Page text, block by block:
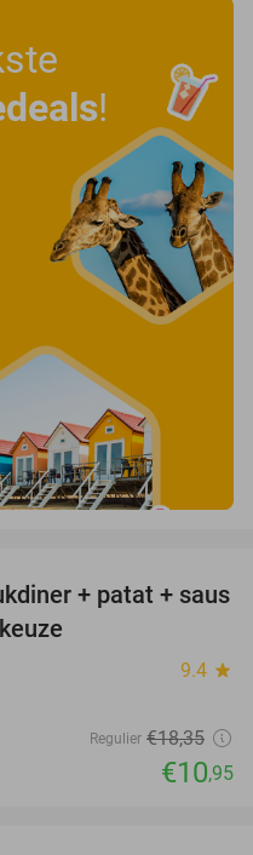
!
40%
+ patat + saus
9.4 star
Regulier €18,35
€10,95